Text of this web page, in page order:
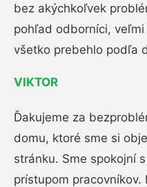
bez akýchkoľvek
pohľad odborníci,
všetko prebehlo podľa
VIKTOR
Ďakujeme za
domu, ktoré sme si
stránku. Sme spokojní
prístupom